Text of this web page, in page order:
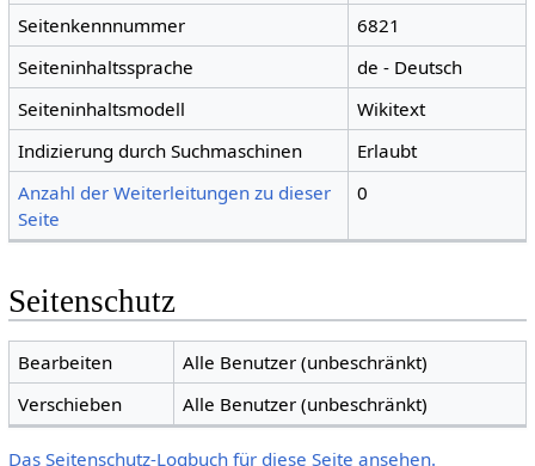
Seitenkennnummer
6821
Seiteninhaltssprache
de - Deutsch
Seiteninhaltsmodell
Wikitext
Indizierung durch Suchmaschinen
Erlaubt
Anzahl der Weiterleitungen zu dieser
Seite
0
Seitenschutz
Bearbeiten
Alle Benutzer (unbeschränkt)
Verschieben
Alle Benutzer (unbeschränkt)
Das Seitenschutz-Logbuch für diese Seite ansehen.